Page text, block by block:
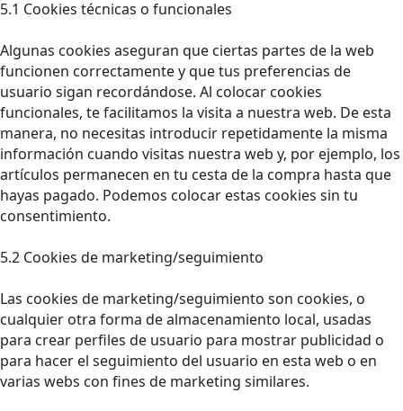
5.1 Cookies técnicas o funcionales
Algunas cookies aseguran que ciertas partes de la web
funcionen correctamente y que tus preferencias de
usuario sigan recordándose. Al colocar cookies
funcionales, te facilitamos la visita a nuestra web. De esta
manera, no necesitas introducir repetidamente la misma
información cuando visitas nuestra web y, por ejemplo, los
artículos permanecen en tu cesta de la compra hasta que
hayas pagado. Podemos colocar estas cookies sin tu
consentimiento.
5.2 Cookies de marketing/seguimiento
Las cookies de marketing/seguimiento son cookies, o
cualquier otra forma de almacenamiento local, usadas
para crear perfiles de usuario para mostrar publicidad o
para hacer el seguimiento del usuario en esta web o en
varias webs con fines de marketing similares.